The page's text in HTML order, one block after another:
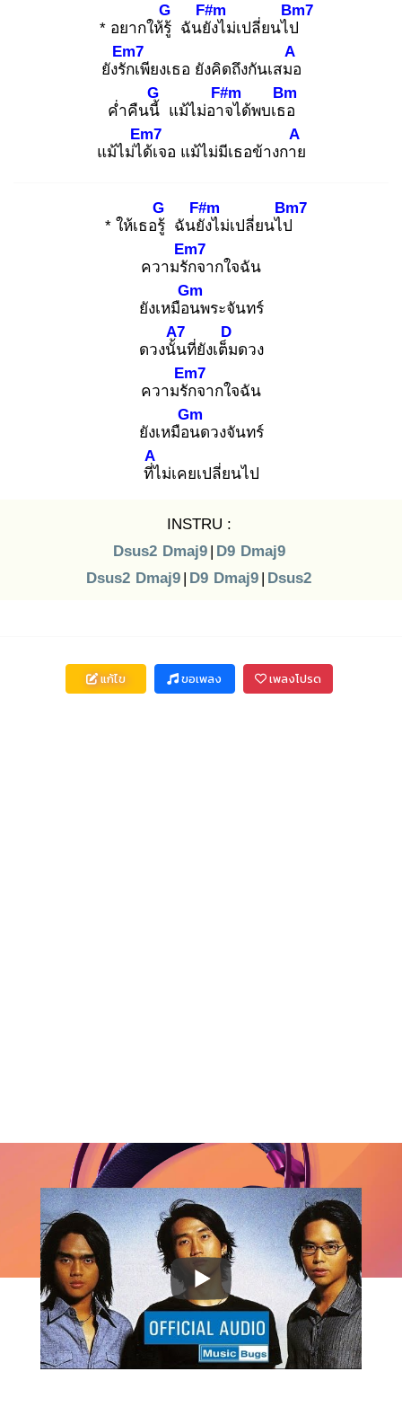
* อยากให้รู้
G
ฉันยัง
F#m
ไม่เปลี่ยนไป
Bm7
ยังรัก
Em7
เพียงเธอ ยังคิดถึงกันเสมอ
A
ค่ำคืนนี้
G
แม้ไม่อาจ
F#m
ได้พบเธอ
Bm
แม้ไม่ได้
Em7
เจอ แม้ไม่มีเธอข้างกาย
A
* ให้เธอรู้
G
ฉันยัง
F#m
ไม่เปลี่ยนไป
Bm7
ความรัก
Em7
จากใจฉัน
ยังเหมือน
Gm
พระจันทร์
ดวงนั้น
A7
ที่ยังเต็ม
D
ดวง
ความรัก
Em7
จากใจฉัน
ยังเหมือน
Gm
ดวงจันทร์
ที่ไ
A
ม่เคยเปลี่ยนไป
INSTRU :
Dsus2 Dmaj9 | D9 Dmaj9
Dsus2 Dmaj9 | D9 Dmaj9 | Dsus2
แก้ไข ขอเพลง เพลงโปรด